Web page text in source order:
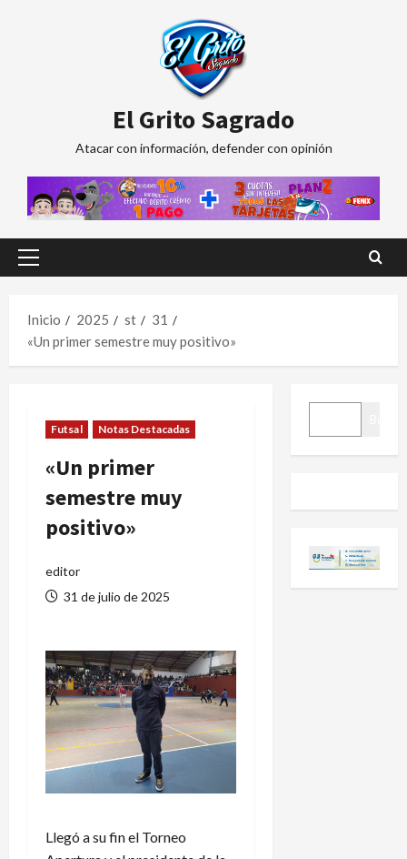
El Grito Sagrado
Atacar con información, defender con opinión
Menú
Inicio
2025 st
31
«Un primer semestre muy positivo»
Futsal Notas Destacadas
«Un primer
semestre muy
positivo»
editor
31 de julio de 2025
Llegó a su fin el Torneo